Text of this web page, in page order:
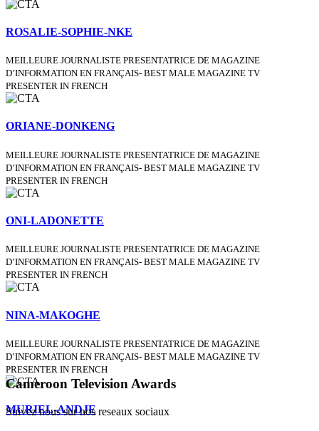
ROSALIE-SOPHIE-NKE
MEILLEURE JOURNALISTE PRESENTATRICE DE MAGAZINE
D’INFORMATION EN FRANÇAIS- BEST MALE MAGAZINE TV
PRESENTER IN FRENCH
ORIANE-DONKENG
MEILLEURE JOURNALISTE PRESENTATRICE DE MAGAZINE
D’INFORMATION EN FRANÇAIS- BEST MALE MAGAZINE TV
PRESENTER IN FRENCH
ONI-LADONETTE
MEILLEURE JOURNALISTE PRESENTATRICE DE MAGAZINE
D’INFORMATION EN FRANÇAIS- BEST MALE MAGAZINE TV
PRESENTER IN FRENCH
NINA-MAKOGHE
MEILLEURE JOURNALISTE PRESENTATRICE DE MAGAZINE
D’INFORMATION EN FRANÇAIS- BEST MALE MAGAZINE TV
PRESENTER IN FRENCH
MURIEL-ANDJE
Cameroon Television Awards
Suivez nous sur nos reseaux sociaux